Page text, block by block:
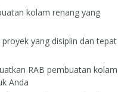
kolam renang yang
proyek yang disiplin dan tepat
RAB pembuatan kolam
Anda